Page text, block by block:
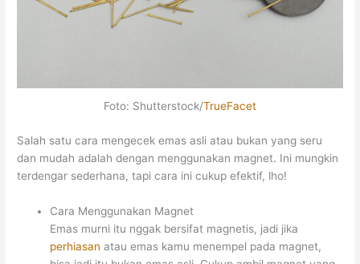
Foto: Shutterstock/TrueFacet
Salah satu cara mengecek emas asli atau bukan yang seru
dan mudah adalah dengan menggunakan magnet. Ini mungkin
terdengar sederhana, tapi cara ini cukup efektif, lho!
Cara Menggunakan Magnet
Emas murni itu nggak bersifat magnetis, jadi jika
perhiasan atau emas kamu menempel pada magnet,